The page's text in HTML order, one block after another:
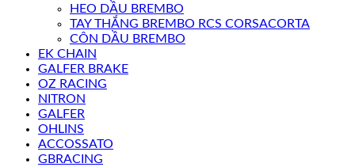
HEO DẦU BREMBO
TAY THẮNG BREMBO RCS CORSACORTA
CÔN DẦU BREMBO
EK CHAIN
GALFER BRAKE
OZ RACING
NITRON
GALFER
OHLINS
ACCOSSATO
GBRACING